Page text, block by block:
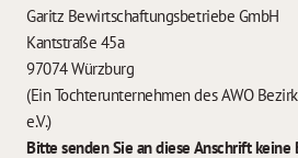
Garitz Bewirtschaftungsbetriebe GmbH
Kantstraße 45a
97074 Würzburg
(Ein Tochterunternehmen des AWO
e.V.)
Bitte senden Sie an diese Anschrift keine